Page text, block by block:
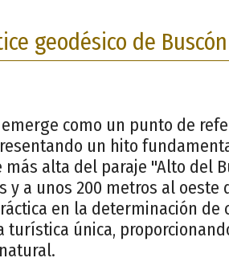
geodésico de Buscón
como un punto de
un hito
alta del paraje "Alto del
a unos 200 metros al oeste
en la determinación de
única,